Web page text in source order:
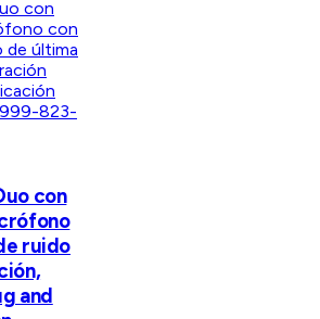
con
ruido
and